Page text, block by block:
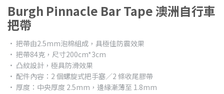
Burgh Pinnacle Bar Tape 澳洲自行車
把帶
• 把帶由2.5mm泡棉組成，具極佳防震效果
• 把帶84克，尺寸200cm*3cm
• 凸紋設計，極具防滑效果
• 配件內容：2 個螺旋式把手塞／2 條收尾膠帶
• 厚度：中央厚度 2.5mm，邊緣漸薄至 1.8mm